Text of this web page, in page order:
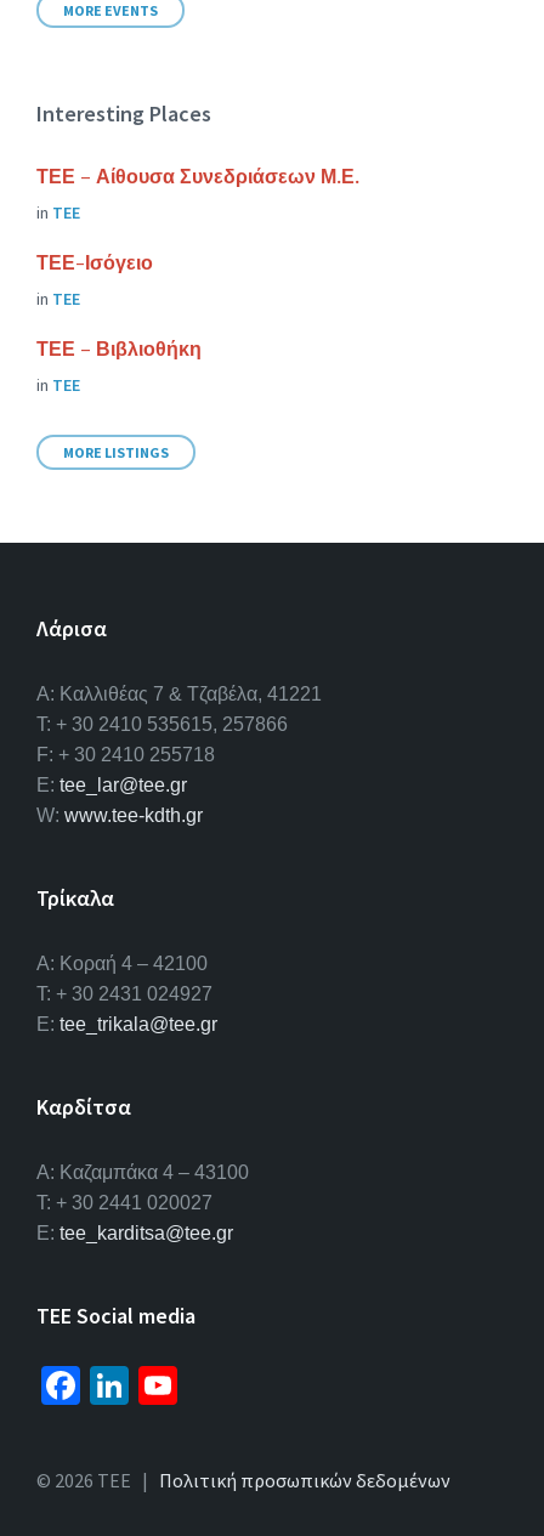
MORE EVENTS
Interesting Places
ΤΕΕ – Αίθουσα Συνεδριάσεων Μ.Ε.
in ΤΕΕ
ΤΕΕ-Ισόγειο
in ΤΕΕ
ΤΕΕ – Βιβλιοθήκη
in ΤΕΕ
MORE LISTINGS
Λάρισα
A: Καλλιθέας 7 & Τζαβέλα, 41221
T: + 30 2410 535615, 257866
F: + 30 2410 255718
E: tee_lar@tee.gr
W: www.tee-kdth.gr
Τρίκαλα
Α: Κοραή 4 – 42100
T: + 30 2431 024927
E: tee_trikala@tee.gr
Καρδίτσα
Α: Καζαμπάκα 4 – 43100
T: + 30 2441 020027
E: tee_karditsa@tee.gr
TEE Social media
Fa
b
o
Li
ke
dI
T
u
© 2026 ΤΕΕ | Πολιτική προσωπικών δεδομένων